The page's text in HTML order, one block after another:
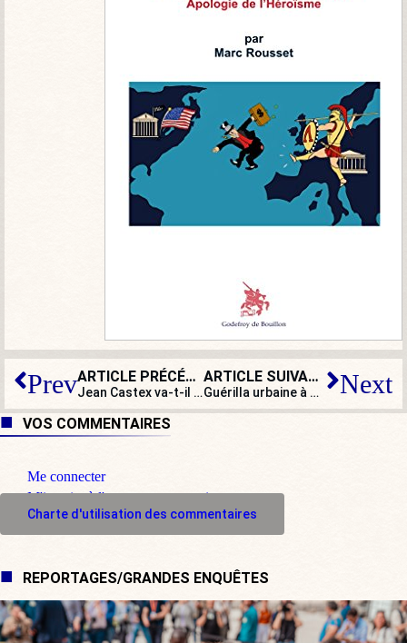
Prev ARTICLE PRÉCÉDENT
Jean Castex va-t-il nous faire le coup du samedi soir ?
ARTICLE SUIVANT
Guérilla urbaine à Sens : des dizaines de délinquants affrontent les forces de l’ordre pendant 4 heures Next
VOS COMMENTAIRES
Me connecter
M'inscrire à l'espace commentaire
Charte d'utilisation des commentaires
REPORTAGES/GRANDES ENQUÊTES